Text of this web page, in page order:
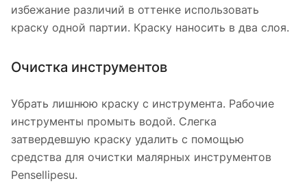
избежание различий в оттенке использовать
краску одной партии. Краску наносить в два слоя.
Очистка инструментов
Убрать лишнюю краску с инструмента. Рабочие
инструменты промыть водой. Слегка
затвердевшую краску удалить с помощью
средства для очистки малярных инструментов
Pensellipesu.